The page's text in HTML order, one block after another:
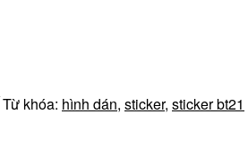
Từ khóa: hình dán, sticker, sticker bt21